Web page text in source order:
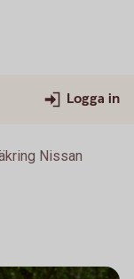
Logga in
Nissan